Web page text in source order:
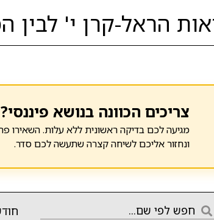
הראל-קרן י' לבין
צריכים הכוונה בנושא פיננסי?
מגיעה לכם בדיקה ראשונית ללא עלות. השאירו
ונחזור אליכם לשיחה קצרה שתעשה לכם סדר.